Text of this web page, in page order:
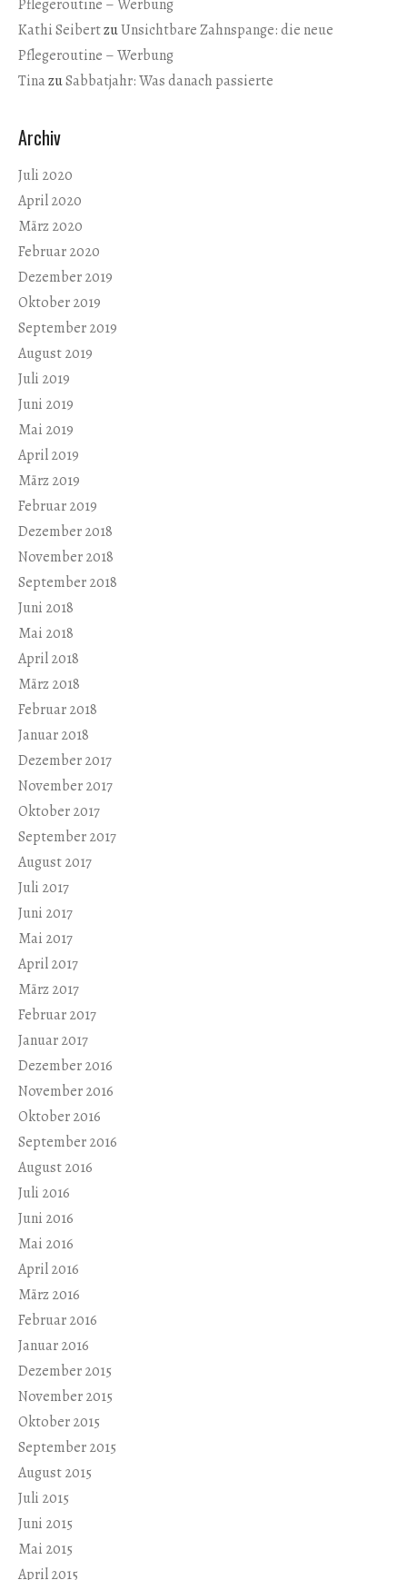
Pflegeroutine – Werbung
Kathi SeibertzuUnsichtbare Zahnspange: die neue
Pflegeroutine – Werbung
TinazuSabbatjahr: Was danach passierte
Archiv
Juli 2020
April 2020
März 2020
Februar 2020
Dezember 2019
Oktober 2019
September 2019
August 2019
Juli 2019
Juni 2019
Mai 2019
April 2019
März 2019
Februar 2019
Dezember 2018
November 2018
September 2018
Juni 2018
Mai 2018
April 2018
März 2018
Februar 2018
Januar 2018
Dezember 2017
November 2017
Oktober 2017
September 2017
August 2017
Juli 2017
Juni 2017
Mai 2017
April 2017
März 2017
Februar 2017
Januar 2017
Dezember 2016
November 2016
Oktober 2016
September 2016
August 2016
Juli 2016
Juni 2016
Mai 2016
April 2016
März 2016
Februar 2016
Januar 2016
Dezember 2015
November 2015
Oktober 2015
September 2015
August 2015
Juli 2015
Juni 2015
Mai 2015
April 2015